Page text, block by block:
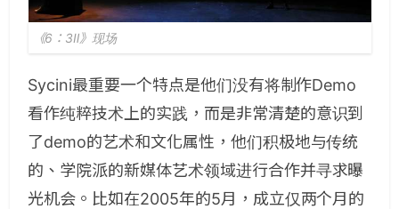
《6：3Ⅱ》现场
Sycini最重要一个特点是他们没有将制作Demo
看作纯粹技术上的实践，而是非常清楚的意识到
了demo的艺术和文化属性，他们积极地与传统
的、学院派的新媒体艺术领域进行合作并寻求曝
光机会。比如在2005年的5月，成立仅两个月的